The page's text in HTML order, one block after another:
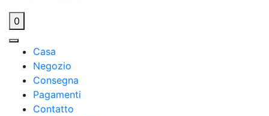
0
Casa
Negozio
Consegna
Pagamenti
Contatto